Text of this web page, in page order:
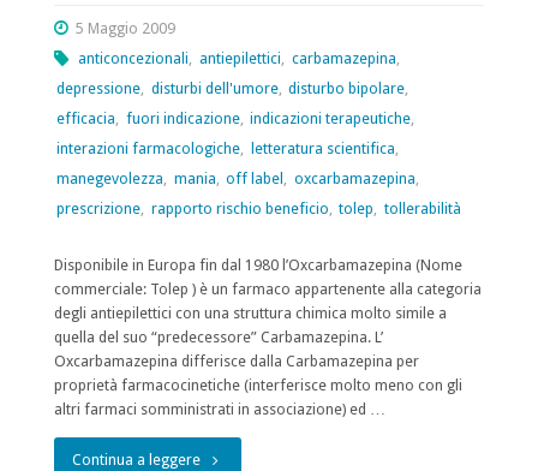
indicazioni,
un
aggiornamento"
5 Maggio 2009
anticoncezionali, antiepilettici, carbamazepina,
depressione, disturbi dell'umore, disturbo bipolare,
efficacia, fuori indicazione, indicazioni terapeutiche,
interazioni farmacologiche, letteratura scientifica,
manegevolezza, mania, off label , oxcarbamazepina,
prescrizione, rapporto rischio beneficio, tolep, tollerabilità
Disponibile in Europa fin dal 1980 l’Oxcarbamazepina (Nome
commerciale: Tolep ) è un farmaco appartenente alla categoria
degli antiepilettici con una struttura chimica molto simile a
quella del suo “predecessore” Carbamazepina. L’
Oxcarbamazepina differisce dalla Carbamazepina per
proprietà farmacocinetiche (interferisce molto meno con gli
altri farmaci somministrati in associazione) ed …
Continua a leggere"Oxcarbamazepina